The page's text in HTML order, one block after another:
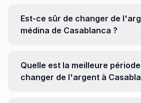
être moins avantageux. Orientez-
bureaux de change en ville pour
Est-ce sûr de changer de
médina de Casablanca ?
établissements réputés pour éviter
Quelle est la meilleure
changer de l'argent à